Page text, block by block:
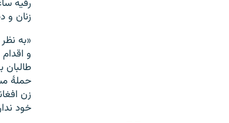
رقیه
زنان و
«به
و
حملۀ
زن
خود